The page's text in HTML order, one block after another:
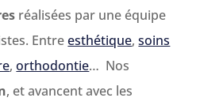
réalisées par une équipe
Entreesthétique,soins
,orthodontie… Nos
, et avancent avec les